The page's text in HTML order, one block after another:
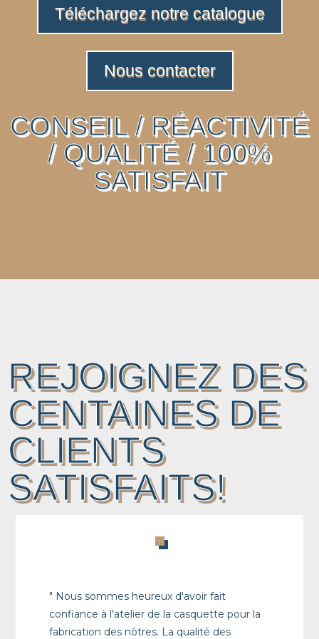
Téléchargez notre catalogue
Nous contacter
CONSEIL / RÉACTIVITÉ
/ QUALITÉ / 100%
SATISFAIT
REJOIGNEZ DES
CENTAINES DE
CLIENTS
SATISFAITS!
" Nous sommes heureux d'avoir fait
confiance à l'atelier de la casquette pour la
fabrication des nôtres. La qualité des